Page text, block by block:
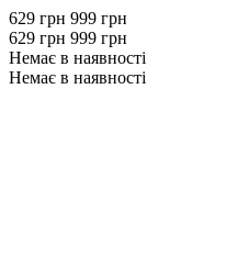
629 грн 999 грн
629 грн 999 грн
Немає в наявності
Немає в наявності